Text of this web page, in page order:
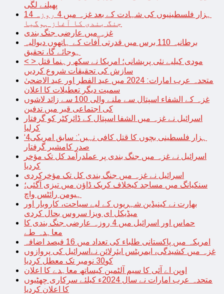
پھیلنے لگی
14 ہزار فلسطینیوں کی شہادت کے بعد غزہ میں 4 روزہ
جنگ بندی کا آغاز ہوگیا
غزہ میں عارضی جنگ بندی
برطانیہ 110 برس میں قدرتی آفات کے ہاتھوں دیوالیہ
ہوجائے گا، تحقیق
< > مودی کیلیے نئی پریشانی؛ امریکا نے سکھ رہنما قتل
سازش کی تحقیقات شروع کردیں
متحدہ عرب امارات: 2024 میں عید الفطر اور عید الاضحیٰ
سمیت دیگر تعطیلات کا اعلان
غزہ کے الشفاء اسپتال سے ملنے والی 100 سے زائد لاشوں
کی اجتماعی قبر میں تدفین
اسرائیل نے غزہ میں الشفا اسپتال کے ڈائرکٹر کو گرفتار
کرلیا
‘4ہزار فلسطینی بچوں کا قتل کافی نہیں’: سابق امریکی
صدر کامشیر گرفتار
اسرائیل نے غزہ میں جنگ بندی پر عملدرآمد کل تک مؤخر
کردیا
اسرائیل نے غزہ میں جنگ بندی کل تک مؤخرکردی
سنکیانگ میں مساجد کیخلاف کریک ڈاؤن میں تیزی آگئی؛
ہیومن رائٹس واچ
بھارت نے کینیڈین شہریوں کے لیے سیاحت، کاروبار اور
میڈیکل ای ویزا سروس بحال کردی
حماس اور اسرائیل میں 4 روزہ عارضی جنگ بندی کا
معاہدہ طے
امریکہ میں پاکستانی طلباء کی تعداد میں 16 فیصد اضافہ
غزہ میں کشیدگی، ایمریٹس ایئرلائن نےاسرائیل کی پروازوں
کو30 نومبر تک معطل کردیا
اوپن اے آئی کا سیم آلٹمین کیساتھ معاہدے کا اعلان
متحدہ عرب امارات نے سال 2024ء کیلئے سرکاری چھٹیوں
کا اعلان کردیا